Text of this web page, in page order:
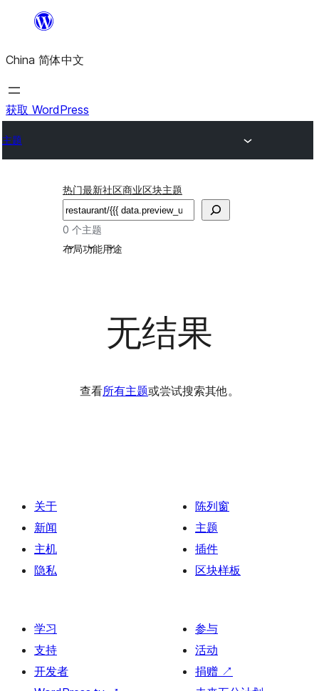
内
容
China 简体中文
获取 WordPress
主题
热门最新社区商业区块主题
搜
索
0 个主题
布局功能用途
无结果
查看所有主题或尝试搜索其他。
关于
新闻
主机
隐私
陈列窗
主题
插件
区块样板
学习
支持
开发者
参与
活动
捐赠 ↗